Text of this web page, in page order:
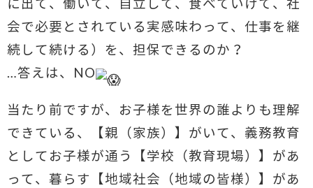
に出て、働いて、自立して、食べていけて、社
会で必要とされている実感味わって、仕事を継
続して続ける）を、担保できるのか？
…答えは、NO
当たり前ですが、お子様を世界の誰よりも理解
できている、【親（家族）】がいて、義務教育
としてお子様が通う【学校（教育現場）】があ
って、暮らす【地域社会（地域の皆様）】があ